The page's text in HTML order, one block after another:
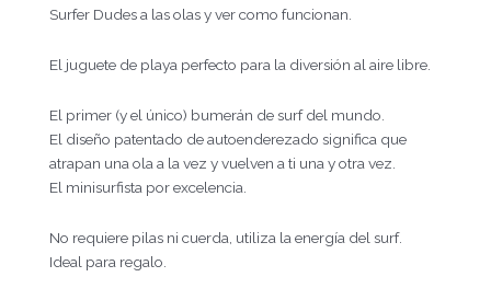
Surfer Dudes a las olas y ver como funcionan.
El juguete de playa perfecto para la diversión al aire libre.
El primer (y el único) bumerán de surf del mundo.
El diseño patentado de autoenderezado significa que
atrapan una ola a la vez y vuelven a ti una y otra vez.
El minisurfista por excelencia.
No requiere pilas ni cuerda, utiliza la energía del surf.
Ideal para regalo.